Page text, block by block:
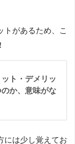
トがあるため、こ
ト・デメリッ
のか、意味がな
には少し覚えてお